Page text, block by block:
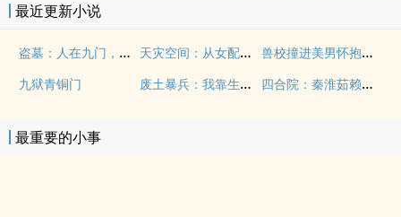
最近更新小说
盗墓：人在九门，系统非说是洪荒 天灾空间：从女配到末世主宰 兽校撞进美男怀抱，我被争相缠咬
九狱青铜门 废土暴兵：我靠生物装甲横推星际 四合院：秦淮茹赖上我
最重要的小事